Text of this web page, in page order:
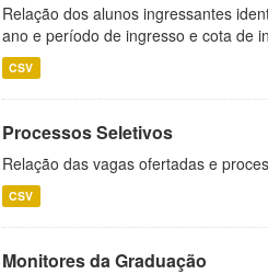
Relação dos alunos ingressantes
ano e período de ingresso e cota de
CSV
Processos Seletivos
Relação das vagas ofertadas e
CSV
Monitores da Graduação